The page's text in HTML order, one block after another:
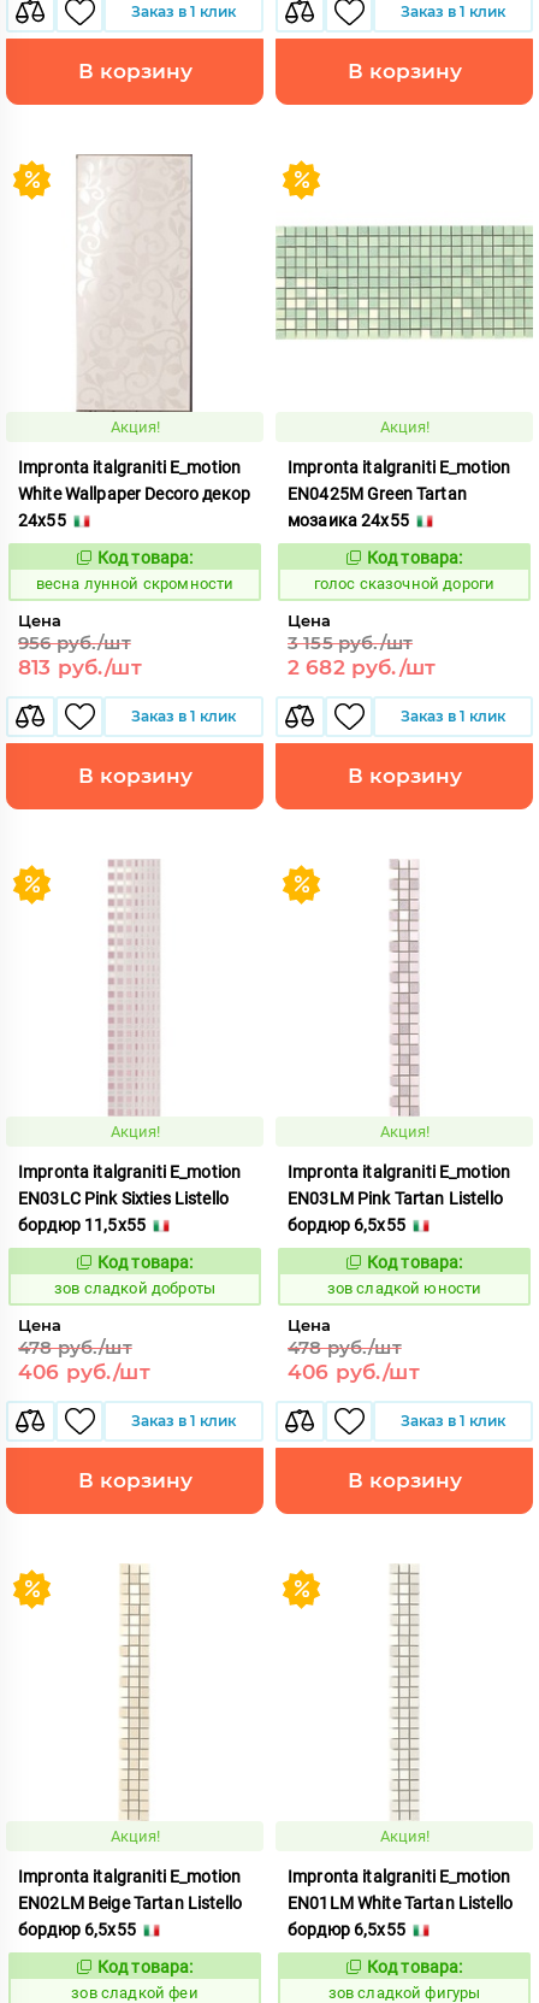
Заказ в 1 клик
В корзину
Заказ в 1 клик
В корзину
Акция!
Impronta italgraniti E_motion
White Wallpaper Decoro декор
24x55
100093
Код товара:
весна лунной скромности
Цена
956 руб./шт
813 руб./шт
Заказ в 1 клик
В корзину
Акция!
Impronta italgraniti E_motion
EN0425M Green Tartan
мозаика 24x55
292272
Код товара:
голос сказочной дороги
Цена
3 155 руб./шт
2 682 руб./шт
Заказ в 1 клик
В корзину
Акция!
Impronta italgraniti E_motion
EN03LC Pink Sixties Listello
бордюр 11,5x55
511497
Код товара:
зов сладкой доброты
Цена
478 руб./шт
406 руб./шт
Заказ в 1 клик
В корзину
Акция!
Impronta italgraniti E_motion
EN03LM Pink Tartan Listello
бордюр 6,5x55
511498
Код товара:
зов сладкой юности
Цена
478 руб./шт
406 руб./шт
Заказ в 1 клик
В корзину
Акция!
Impronta italgraniti E_motion
EN02LM Beige Tartan Listello
бордюр 6,5x55
511488
Код товара:
зов сладкой феи
Акция!
Impronta italgraniti E_motion
EN01LM White Tartan Listello
бордюр 6,5x55
511490
Код товара:
зов сладкой фигуры